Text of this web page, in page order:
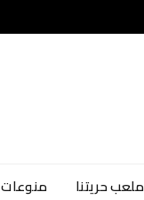
ملعب حريتنا منوعات